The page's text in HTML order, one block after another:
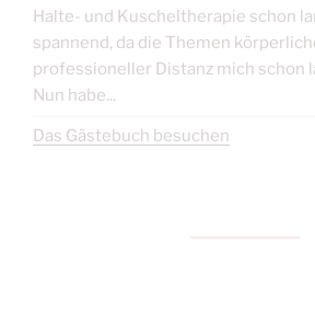
Halte- und Kuscheltherapie schon
spannend, da die Themen
professioneller Distanz mich schon
Nun habe...
Das Gästebuch besuchen